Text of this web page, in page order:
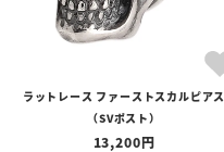
ラットレース ファーストスカルピアス
（SVポスト）
13,200